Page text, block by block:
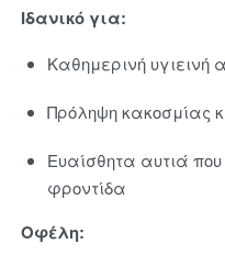
Ιδανικό για:
Καθημερινή υγιεινή
Πρόληψη κακοσμίας
Ευαίσθητα αυτιά
φροντίδα
Οφέλη: